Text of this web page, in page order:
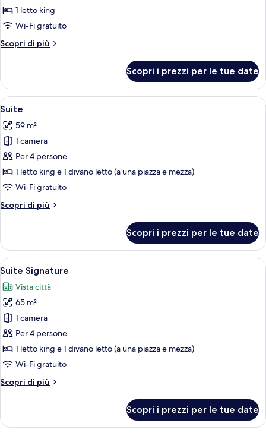
Suite
Junior
1 letto king
Wi-Fi gratuito
Scopri di più
Altri
Junior
Scopri i prezzi per le tue date
Apri
tutte
le
foto
per
Suite
Una camera da letto con un letto,
13
Suite
59 m²
1 camera
Per 4 persone
1 letto king e 1 divano letto (a una piazza e mezza)
Wi-Fi gratuito
Scopri di più
Altri
Scopri i prezzi per le tue date
Apri
tutte
le
foto
per
Suite
Signature
Un'ampia camera d'hotel con un
11
Suite Signature
Vista città
65 m²
1 camera
Per 4 persone
1 letto king e 1 divano letto (a una piazza e mezza)
Wi-Fi gratuito
Scopri di più
Altri
Signature
Scopri i prezzi per le tue date